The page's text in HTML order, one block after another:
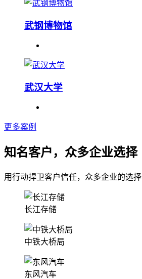
武钢博物馆
武汉大学
更多案例
知名客户，众多企业选择
用行动捍卫客户信任，众多企业的选择
长江存储
中铁大桥局
东风汽车